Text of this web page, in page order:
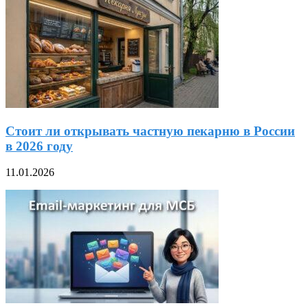
Стоит ли открывать частную пекарню в России
в 2026 году
11.01.2026